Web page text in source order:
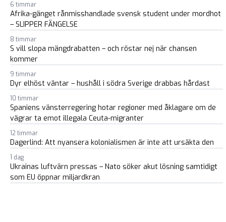
6 timmar
Afrika-gänget rånmisshandlade svensk student under mordhot
– SLIPPER FÄNGELSE
8 timmar
S vill slopa mängdrabatten – och röstar nej när chansen
kommer
9 timmar
Dyr elhöst väntar – hushåll i södra Sverige drabbas hårdast
10 timmar
Spaniens vänsterregering hotar regioner med åklagare om de
vägrar ta emot illegala Ceuta-migranter
12 timmar
Dagerlind: Att nyansera kolonialismen är inte att ursäkta den
1 dag
Ukrainas luftvärn pressas – Nato söker akut lösning samtidigt
som EU öppnar miljardkran